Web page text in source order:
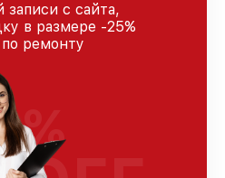
с сайта,
в размере -25%
ремонту
%